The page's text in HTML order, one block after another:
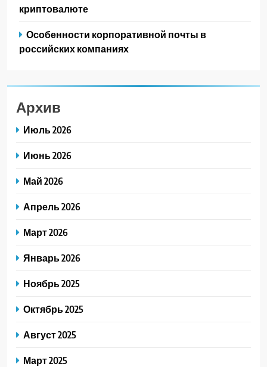
криптовалюте
Особенности корпоративной почты в
российских компаниях
Архив
Июль 2026
Июнь 2026
Май 2026
Апрель 2026
Март 2026
Январь 2026
Ноябрь 2025
Октябрь 2025
Август 2025
Март 2025